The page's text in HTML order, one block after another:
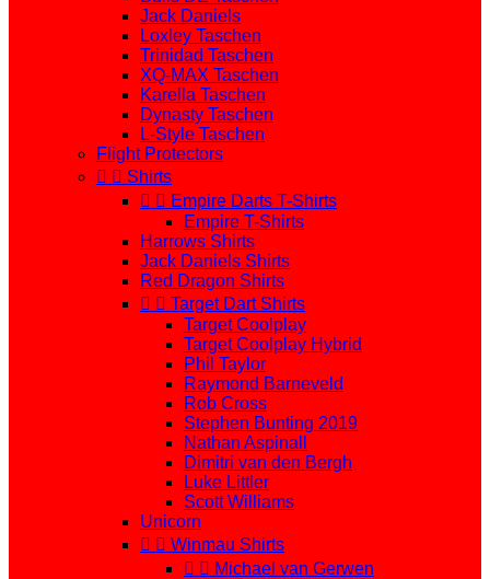
Jack Daniels
Loxley Taschen
Trinidad Taschen
XQ-MAX Taschen
Karella Taschen
Dynasty Taschen
L-Style Taschen
Flight Protectors
  Shirts
  Empire Darts T-Shirts
Empire T-Shirts
Harrows Shirts
Jack Daniels Shirts
Red Dragon Shirts
  Target Dart Shirts
Target Coolplay
Target Coolplay Hybrid
Phil Taylor
Raymond Barneveld
Rob Cross
Stephen Bunting 2019
Nathan Aspinall
Dimitri van den Bergh
Luke Littler
Scott Williams
Unicorn
  Winmau Shirts
  Michael van Gerwen